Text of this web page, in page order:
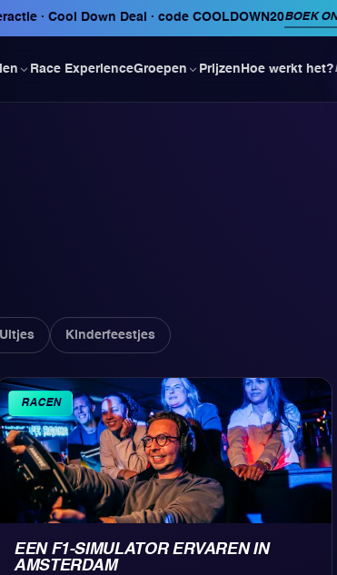
· Cool Down Deal · codeCOOLDOWN20BOEK
Race ExperienceGroepen Prijzen Hoe werkt het?
Uitjes Kinderfeestjes
RACEN
EEN F1-SIMULATOR ERVAREN IN
AMSTERDAM